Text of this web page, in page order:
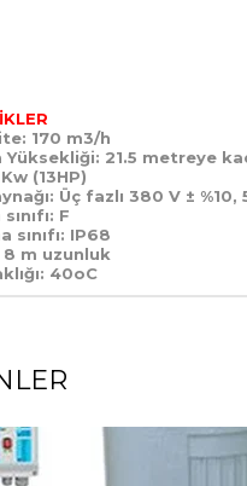
170 m3/h
Yüksekliği: 21.5 metreye
(13HP)
Üç fazlı 380 V ± %10,
F
sınıfı: IP68
8 m uzunluk
40oC